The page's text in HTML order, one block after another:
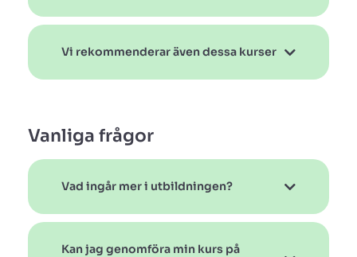
Vi rekommenderar även dessa kurser
Vanliga frågor
Vad ingår mer i utbildningen?
Kan jag genomföra min kurs på